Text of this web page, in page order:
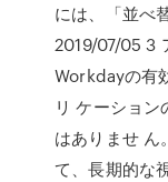
には、「並べ
2019/07/05 3
Workdayの有
リ ケーショ
はありませ ん
て、長期的な